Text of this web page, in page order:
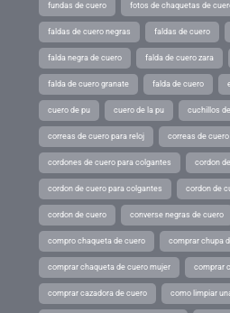
fundas de cuero fotos de chaquetas de
faldas de cuero negras faldas de cuero
falda negra de cuero falda de cuero zara
falda de cuero granate falda de cuero
cuero de pu cuero de la pu cuchillos
correas de cuero para reloj correas de cuero
cordones de cuero para colgantes cordon
cordon de cuero para colgantes cordon de
cordon de cuero converse negras de cuero
compro chaqueta de cuero comprar chupa
comprar chaqueta de cuero mujer comprar
comprar cazadora de cuero como limpiar